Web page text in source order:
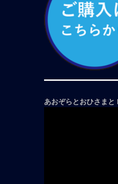
あおぞらとおひさま